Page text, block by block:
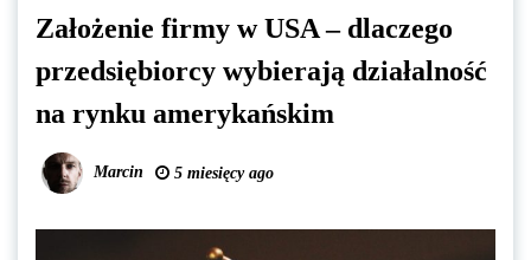
Założenie firmy w USA – dlaczego
przedsiębiorcy wybierają działalność
na rynku amerykańskim
Marcin 5 miesięcy ago